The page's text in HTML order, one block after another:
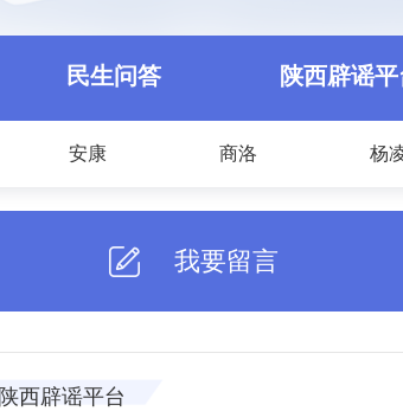
民生问答 陕西辟谣
安康 商洛 杨
我要留言
陕西辟谣平台